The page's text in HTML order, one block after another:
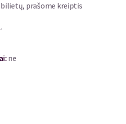
ne taip dažnai buvo statoma
ji išlieka aktuali, ironiška, joje
ambicijos ir kvailų principų
jums atrodo, kad gyvenimas
Taigi viskas – tas pats! Keičiasi
myli ir nekenčia, juokiasi ir
mums leidžia į tai pažvelgti
žmonių charakterio savybes
prašome kreiptis
ne